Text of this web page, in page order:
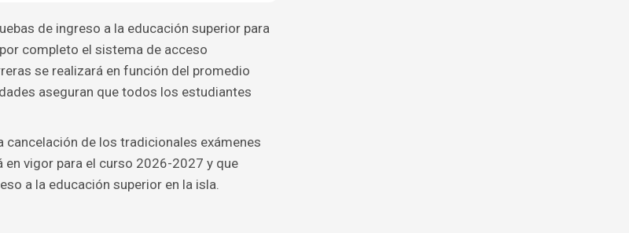
de ingreso a la educación superior para
completo el sistema de acceso
se realizará en función del promedio
aseguran que todos los estudiantes
de los tradicionales exámenes
en vigor para el curso 2026-2027 y que
a la educación superior en la isla.